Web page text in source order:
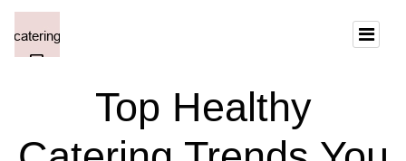
Top Healthy